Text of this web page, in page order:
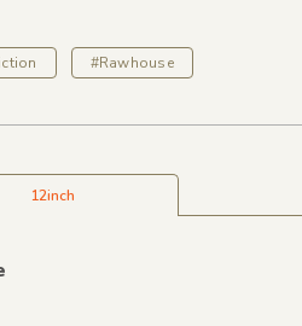
#Rawhouse
12inch